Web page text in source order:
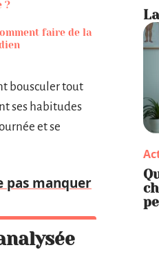
?
faire de la
bousculer tout
ses habitudes
et se
pas manquer